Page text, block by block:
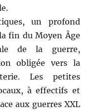
un profond
fin du Moyen Âge
de la guerre,
obligée vers la
Les petites
à effectifs et
aux guerres XXL